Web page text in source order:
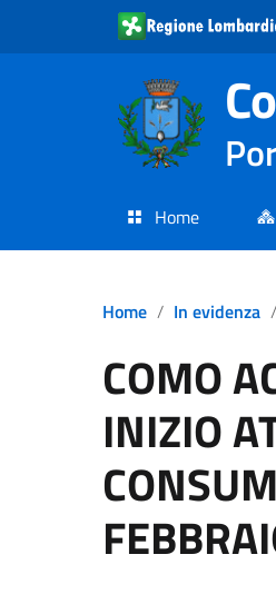
Home
Home In evidenza
COMO
INIZIO